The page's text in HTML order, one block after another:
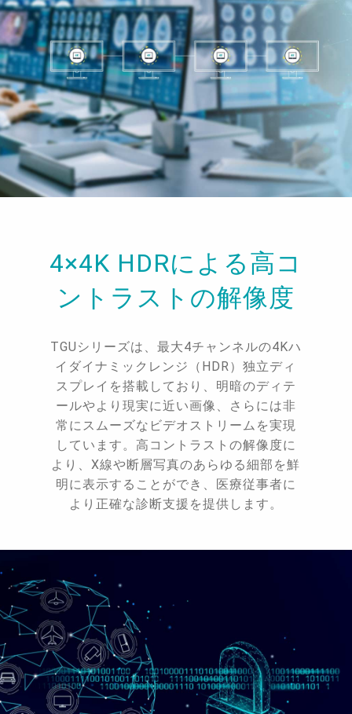
4×4K HDRによる高コ
ントラストの解像度
TGUシリーズは、最大4チャンネルの4Kハ
イダイナミックレンジ（HDR）独立ディ
スプレイを搭載しており、明暗のディテ
ールやより現実に近い画像、さらには非
常にスムーズなビデオストリームを実現
しています。高コントラストの解像度に
より、X線や断層写真のあらゆる細部を鮮
明に表示することができ、医療従事者に
より正確な診断支援を提供します。